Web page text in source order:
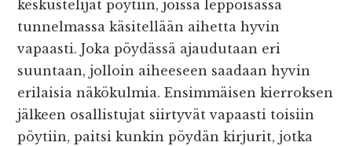
keskustelijat pöytiin, joissa leppoisassa
tunnelmassa käsitellään aihetta hyvin
vapaasti. Joka pöydässä ajaudutaan eri
suuntaan, jolloin aiheeseen saadaan hyvin
erilaisia näkökulmia. Ensimmäisen kierroksen
jälkeen osallistujat siirtyvät vapaasti toisiin
pöytiin, paitsi kunkin pöydän kirjurit, jotka